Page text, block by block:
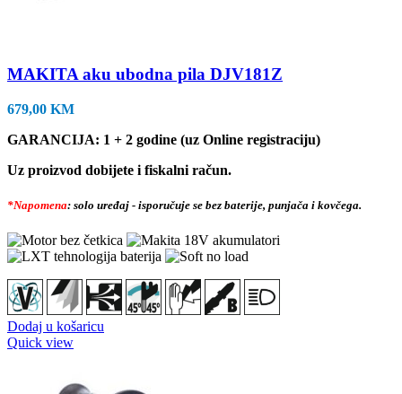
MAKITA aku ubodna pila DJV181Z
679,00 KM
GARANCIJA: 1 + 2 godine (uz Online registraciju)
Uz proizvod dobijete i fiskalni račun.
*Napomena: solo uređaj - isporučuje se bez baterije, punjača i kovčega.
Dodaj u košaricu
Quick view